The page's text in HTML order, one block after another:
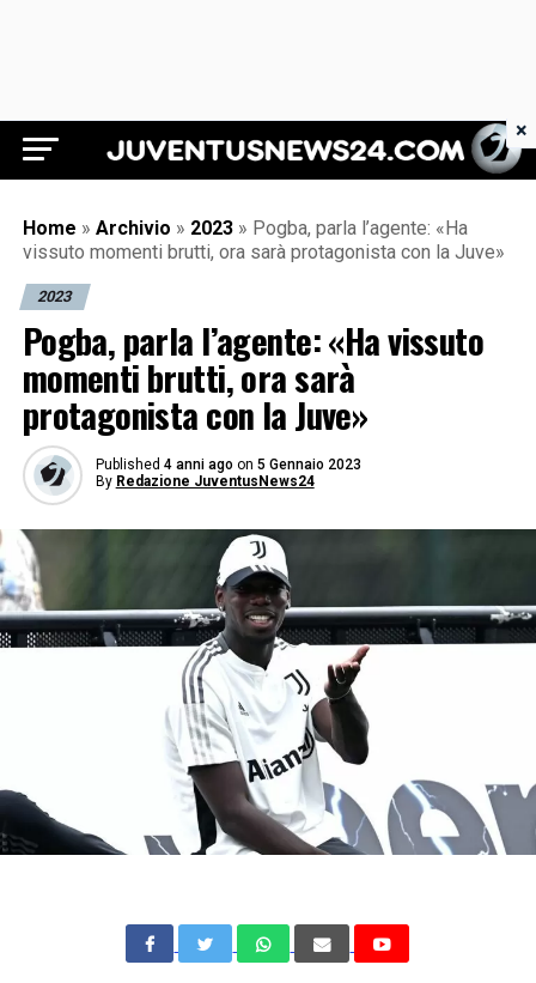
Juventus News 24
Home » Archivio » 2023 » Pogba, parla l’agente: «Ha
vissuto momenti brutti, ora sarà protagonista con la Juve»
2023
Pogba, parla l’agente: «Ha vissuto
momenti brutti, ora sarà
protagonista con la Juve»
Published 4 anni ago on 5 Gennaio 2023
By Redazione JuventusNews24
×